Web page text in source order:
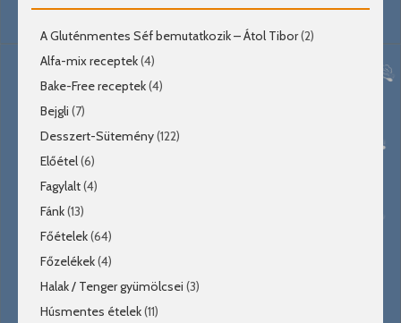
A Gluténmentes Séf bemutatkozik – Átol Tibor(2)
Alfa-mix receptek(4)
Bake-Free receptek(4)
Bejgli (7)
Desszert-Sütemény(122)
Előétel(6)
Fagylalt(4)
Fánk(13)
Főételek(64)
Főzelékek(4)
Halak / Tenger gyümölcsei (3)
Húsmentes ételek(11)